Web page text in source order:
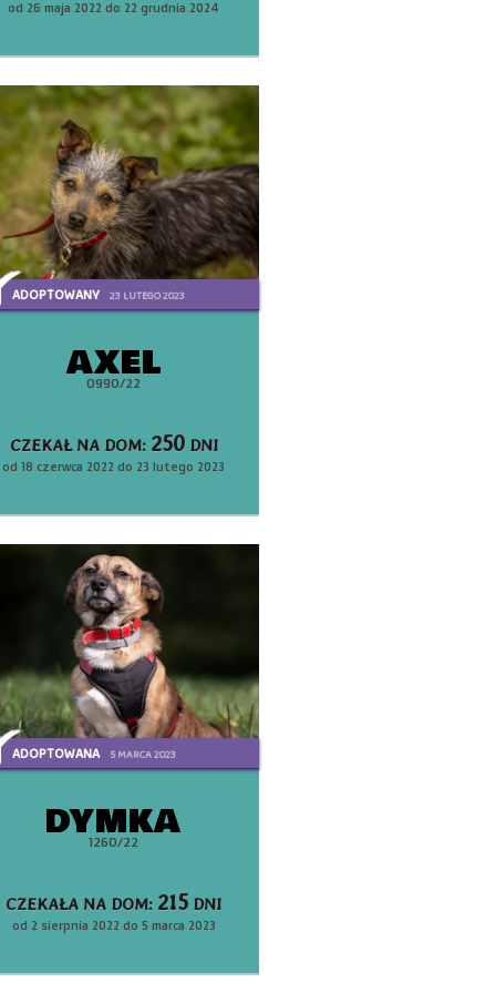
od 26 maja 2022 do 22 grudnia 2024
ADOPTOWANY 23 LUTEGO 2023
AXEL
0990/22
CZEKAŁ NA DOM: 250DNI
od 18 czerwca 2022 do 23 lutego 2023
ADOPTOWANA 5 MARCA 2023
DYMKA
1260/22
CZEKAŁA NA DOM: 215 DNI
od 2 sierpnia 2022 do 5 marca 2023